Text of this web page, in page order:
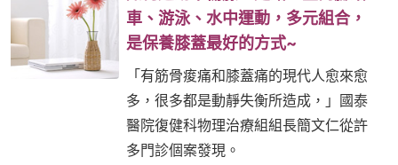
車、游泳、水中運動，多元組合，
是保養膝蓋最好的方式~
「有筋骨痠痛和膝蓋痛的現代人愈來愈
多，很多都是動靜失衡所造成，」國泰
醫院復健科物理治療組組長簡文仁從許
多門診個案發現。